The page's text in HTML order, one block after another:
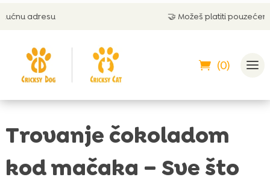
🤝 Možeš platiti pouzećem
(0)
Trovanje čokoladom
kod mačaka – Sve što